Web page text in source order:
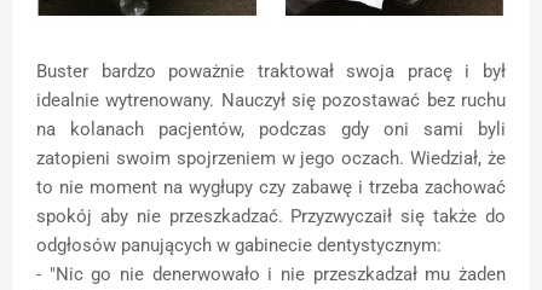
Buster bardzo poważnie traktował swoja pracę i był
idealnie wytrenowany. Nauczył się pozostawać bez ruchu
na kolanach pacjentów, podczas gdy oni sami byli
zatopieni swoim spojrzeniem w jego oczach. Wiedział, że
to nie moment na wygłupy czy zabawę i trzeba zachować
spokój aby nie przeszkadzać. Przyzwyczaił się także do
odgłosów panujących w gabinecie dentystycznym:
- "Nic go nie denerwowało i nie przeszkadzał mu żaden